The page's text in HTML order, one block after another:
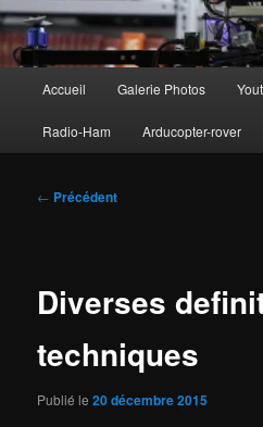
principal
Accueil Galerie Photos
Radio-Ham Arducopter-rover
Navigation
← Précédent
Diverses
techniques
Publié le20 décembre 2015